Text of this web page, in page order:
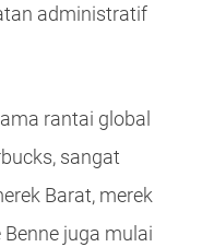
administratif
rantai global
sangat
Barat, merek
juga mulai